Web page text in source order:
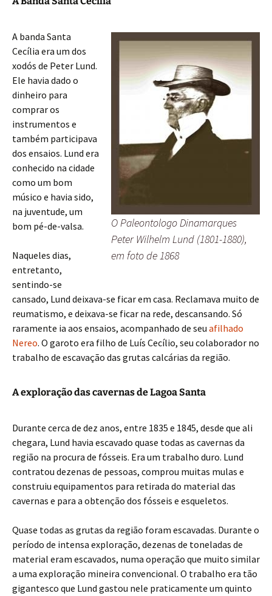
O Paleontologo Dinamarques
Peter Wilhelm Lund (1801-1880),
em foto de 1868
A banda Santa
Cecília era um dos
xodós de Peter Lund.
Ele havia dado o
dinheiro para
comprar os
instrumentos e
também participava
dos ensaios. Lund era
conhecido na cidade
como um bom
músico e havia sido,
na juventude, um
bom pé-de-valsa.
Naqueles dias,
entretanto,
sentindo-se
cansado, Lund deixava-se ficar em casa. Reclamava muito de
reumatismo, e deixava-se ficar na rede, descansando. Só
raramente ia aos ensaios, acompanhado de seu afilhado
Nereo. O garoto era filho de Luís Cecílio, seu colaborador no
trabalho de escavação das grutas calcárias da região.
A exploração das cavernas de Lagoa Santa
Durante cerca de dez anos, entre 1835 e 1845, desde que ali
chegara, Lund havia escavado quase todas as cavernas da
região na procura de fósseis. Era um trabalho duro. Lund
contratou dezenas de pessoas, comprou muitas mulas e
construiu equipamentos para retirada do material das
cavernas e para a obtenção dos fósseis e esqueletos.
Quase todas as grutas da região foram escavadas. Durante o
período de intensa exploração, dezenas de toneladas de
material eram escavados, numa operação que muito similar
a uma exploração mineira convencional. O trabalho era tão
gigantesco que Lund gastou nele praticamente um quinto